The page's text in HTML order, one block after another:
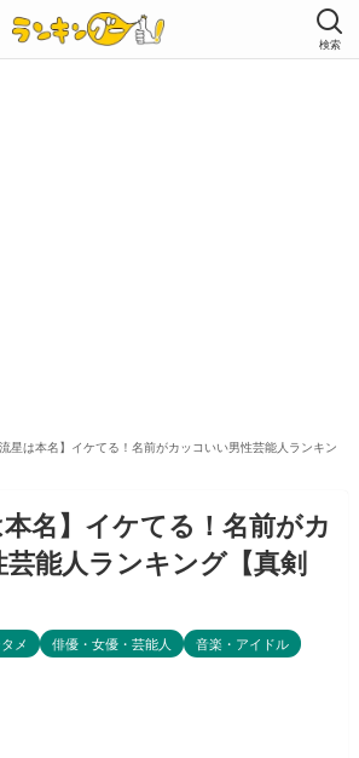
検索
流星は本名】イケてる！名前がカッコいい男性芸能人ランキン
本名】イケてる！名前がカ
能人ランキング【真剣
メ 俳優・女優・芸能人 音楽・アイドル